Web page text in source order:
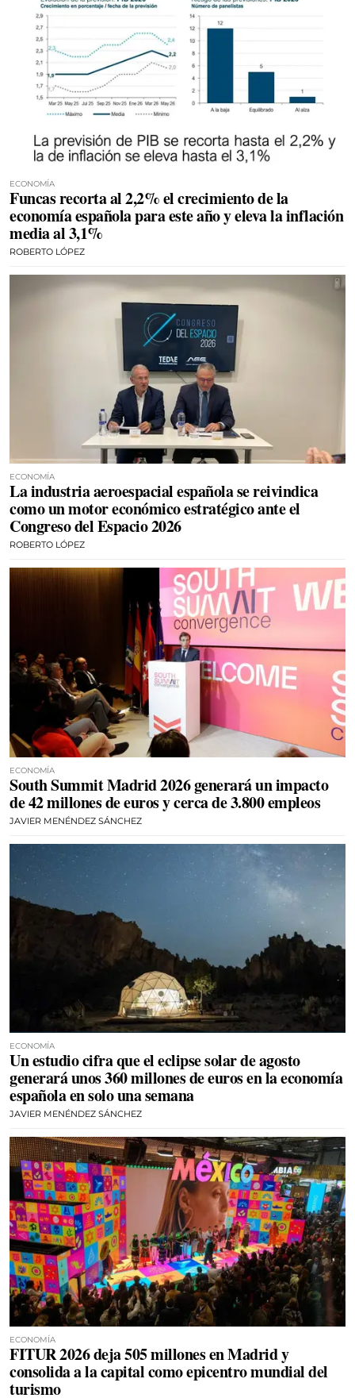
ECONOMÍA
Funcas recorta al 2,2% el crecimiento de la
economía española para este año y eleva la inflación
media al 3,1%
ROBERTO LÓPEZ
ECONOMÍA
La industria aeroespacial española se reivindica
como un motor económico estratégico ante el
Congreso del Espacio 2026
ROBERTO LÓPEZ
ECONOMÍA
South Summit Madrid 2026 generará un impacto
de 42 millones de euros y cerca de 3.800 empleos
JAVIER MENÉNDEZ SÁNCHEZ
ECONOMÍA
Un estudio cifra que el eclipse solar de agosto
generará unos 360 millones de euros en la economía
española en solo una semana
JAVIER MENÉNDEZ SÁNCHEZ
ECONOMÍA
FITUR 2026 deja 505 millones en Madrid y
consolida a la capital como epicentro mundial del
turismo